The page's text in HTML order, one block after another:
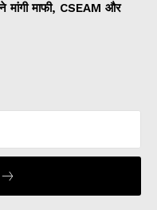
मांगी माफी, CSEAM और